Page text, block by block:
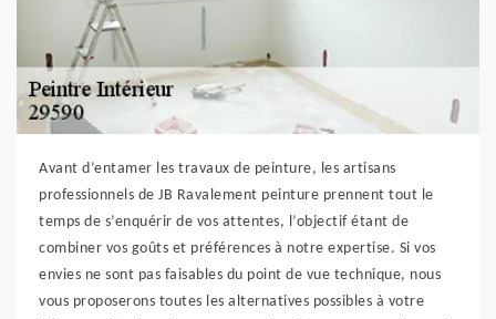
Avant d’entamer les travaux de peinture, les artisans
professionnels de JB Ravalement peinture prennent tout le
temps de s’enquérir de vos attentes, l’objectif étant de
combiner vos goûts et préférences à notre expertise. Si vos
envies ne sont pas faisables du point de vue technique, nous
vous proposerons toutes les alternatives possibles à votre